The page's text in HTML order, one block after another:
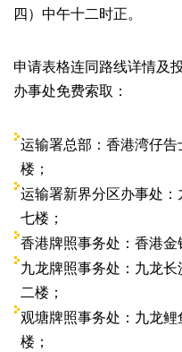
四）中午十二时正。
申请表格连同路线详情及
办事处免费索取：
运输署总部：香港湾仔
楼；
运输署新界分区办事处
七楼；
香港牌照事务处：香港金
九龙牌照事务处：九龙
二楼；
观塘牌照事务处：九龙
楼；